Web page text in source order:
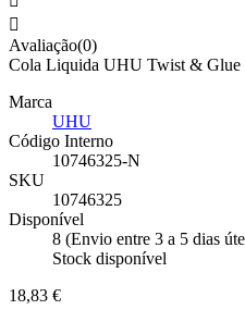

Avaliação(0)
Cola Liquida UHU Twist & Glue
Marca
UHU
Código Interno
10746325-N
SKU
10746325
Disponível
8 (Envio entre 3 a 5 dias
Stock disponível
18,83 €